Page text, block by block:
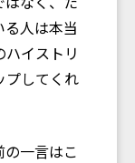
人は本当
イストリ
プしてくれ
一言はこ